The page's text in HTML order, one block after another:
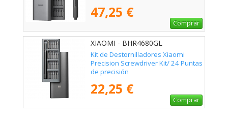
47,25 €
Comprar
XIAOMI - BHR4680GL
Kit de Destornilladores Xiaomi
Precision Screwdriver Kit/ 24 Puntas
de precisión
22,25 €
Comprar